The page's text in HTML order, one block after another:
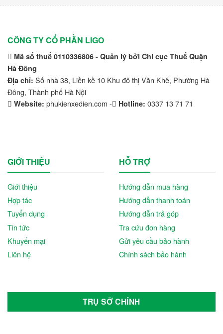
CÔNG TY CỔ PHẦN LIGO
Mã số thuế 0110336806 - Quản lý bởi Chi cục Thuế Quận
Hà Đông
Địa chỉ: Số nhà 38, Liền kề 10 Khu đô thị Văn Khê, Phường Hà
Đông, Thành phố Hà Nội
Website: phukienxedien.com - Hotline: 0337 13 71 71
GIỚI THIỆU
Giới thiệu
Hợp tác
Tuyển dụng
Tin tức
Khuyến mại
Liên hệ
HỖ TRỢ
Hướng dẫn mua hàng
Hướng dẫn thanh toán
Hướng dẫn trả góp
Tra cứu đơn hàng
Gửi yêu cầu bảo hành
Chính sách bảo hành
TRỤ SỞ CHÍNH